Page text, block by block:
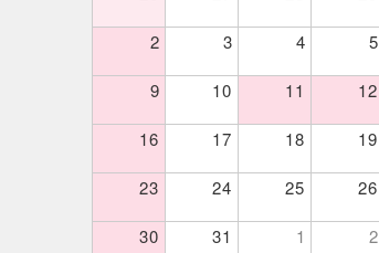
2 3 4 5
9 10 11 12
16 17 18 19
23 24 25 26
30 31 1 2